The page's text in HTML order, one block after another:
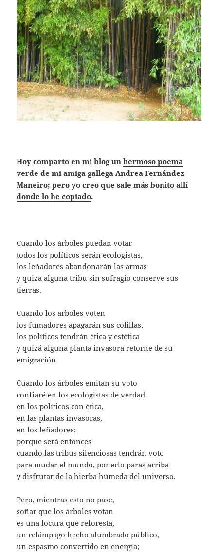
Hoy comparto en mi blog unhermoso poema
verde de mi amiga gallega Andrea Fernández
Maneiro; pero yo creo que sale más bonitoallí
donde lo he copiado.
Cuando los árboles puedan votar
todos los políticos serán ecologistas,
los leñadores abandonarán las armas
y quizá alguna tribu sin sufragio conserve sus
tierras.
Cuando los árboles voten
los fumadores apagarán sus colillas,
los políticos tendrán ética y estética
y quizá alguna planta invasora retorne de su
emigración.
Cuando los árboles emitan su voto
confiaré en los ecologistas de verdad
en los políticos con ética,
en las plantas invasoras,
en los leñadores;
porque será entonces
cuando las tribus silenciosas tendrán voto
para mudar el mundo, ponerlo paras arriba
y disfrutar de la hierba húmeda del universo.
Pero, mientras esto no pase,
soñar que los árboles votan
es una locura que reforesta,
un relámpago hecho alumbrado público,
un espasmo convertido en energía;